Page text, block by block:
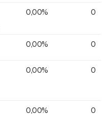
0,00% 0
0,00% 0
0,00% 0
0,00% 0